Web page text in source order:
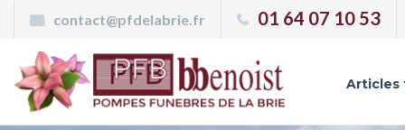
contact@pfdelabrie.fr 01 64 07 10 53
Articles